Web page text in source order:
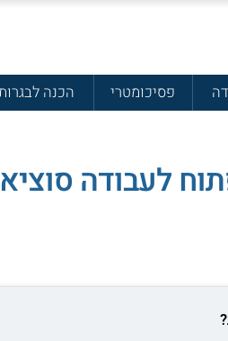
פסיכומטרי הכנה
לעבודה